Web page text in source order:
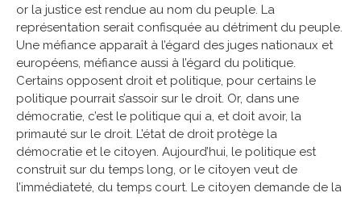
or la justice est rendue au nom du peuple. La
représentation serait confisquée au détriment du peuple.
Une méfiance apparaît à l’égard des juges nationaux et
européens, méfiance aussi à l’égard du politique.
Certains opposent droit et politique, pour certains le
politique pourrait s’assoir sur le droit. Or, dans une
démocratie, c’est le politique qui a, et doit avoir, la
primauté sur le droit. L’état de droit protège la
démocratie et le citoyen. Aujourd’hui, le politique est
construit sur du temps long, or le citoyen veut de
l’immédiateté, du temps court. Le citoyen demande de la